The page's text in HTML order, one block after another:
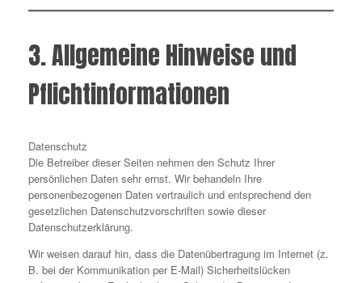
3. Allgemeine Hinweise und
Pflichtinformationen
Datenschutz
Die Betreiber dieser Seiten nehmen den Schutz Ihrer
persönlichen Daten sehr ernst. Wir behandeln Ihre
personenbezogenen Daten vertraulich und entsprechend den
gesetzlichen Datenschutzvorschriften sowie dieser
Datenschutzerklärung.
Wir weisen darauf hin, dass die Datenübertragung im Internet (z.
B. bei der Kommunikation per E-Mail) Sicherheitslücken